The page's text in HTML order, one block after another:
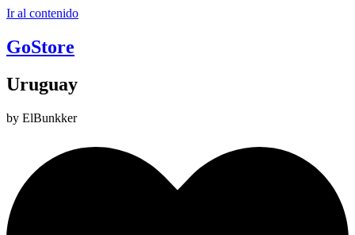
Ir al contenido
GoStore
Uruguay
by ElBunkker